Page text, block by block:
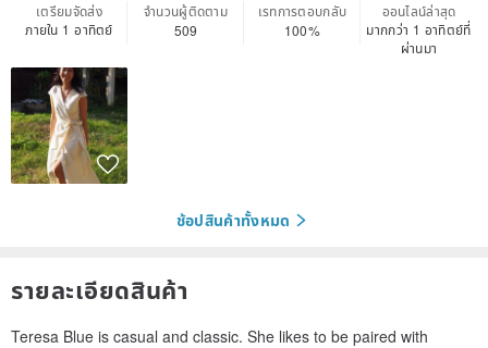
เตรียมจัดส่ง
ภายใน 1 อาทิตย์
จำนวนผู้ติดตาม
509
เรทการตอบกลับ
100%
ออนไลน์ล่าสุด
มากกว่า 1 อาทิตย์ที่
ผ่านมา
ช้อปสินค้าทั้งหมด
รายละเอียดสินค้า
Teresa Blue is casual and classic. She likes to be paired with